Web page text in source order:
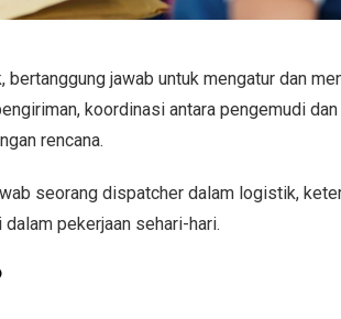
jawab untuk mengatur dan
koordinasi antara pengemudi
rencana.
seorang dispatcher dalam logistik,
pekerjaan sehari-hari.